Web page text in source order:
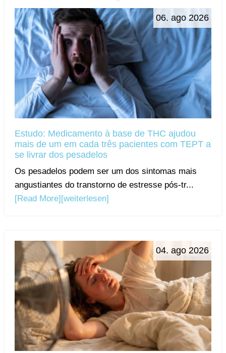
06. ago 2026
Estudo: Medicamento à base de THC ajudou
mais de um em cada três pacientes com TEPT a
se livrar dos pesadelos
Os pesadelos podem ser um dos sintomas mais
angustiantes do transtorno de estresse pós-tr...
[Read More][weiterlesen]
04. ago 2026